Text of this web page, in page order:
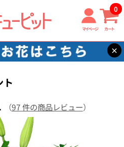
マイページ カート
0
×
花
【通夜・葬儀に贈る花】お供え
ト
（97 件の商品レビュー）